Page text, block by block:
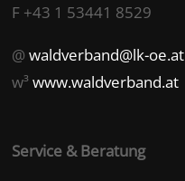
F +43 1 53441 8529
@waldverband@lk-oe.at
w³www.waldverband.at
Service & Beratung